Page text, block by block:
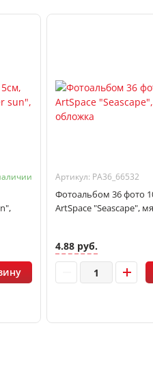
Артикул: PA36_66532
Фотоальбом 36 фото
ArtSpace "Seascape",
4.88 руб.